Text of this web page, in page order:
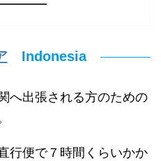
Indonesia
へ出張される方のための
行便で７時間くらいかか